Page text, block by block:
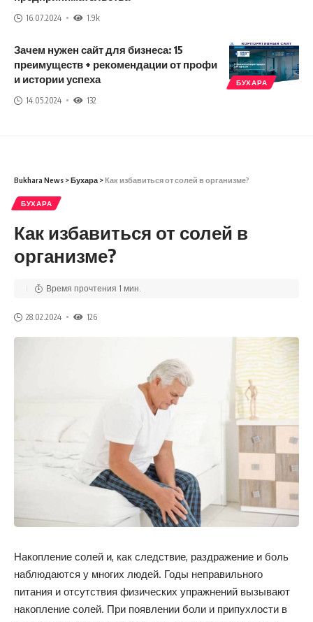
16.07.2024 1.9k
БУХАРА
Зачем нужен сайт для бизнеса: 15
преимуществ + рекомендации от профи
и истории успеха
14.05.2024 132
Bukhara News >Бухара >Как избавиться от солей в организме?
БУХАРА
Как избавиться от солей в
организме?
28.02.2024 126
Время прочтения 1 мин.
Накопление солей и, как следствие, раздражение и боль
наблюдаются у многих людей. Годы неправильного
питания и отсутствия физических упражнений вызывают
накопление солей. При появлении боли и припухлости в